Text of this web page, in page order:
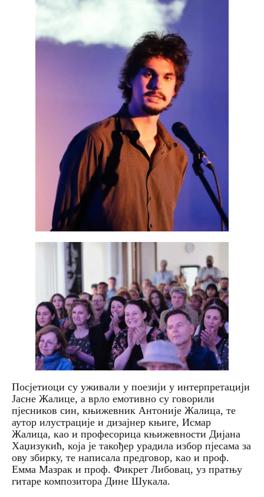
Посјетиоци су уживали у поезији у интерпретацији
Јасне Жалице, а врло емотивно су говорили
пјесников син, књижевник Антоније Жалица, те
аутор илустрације и дизајнер књиге, Исмар
Жалица, као и професорица књижевности Дијана
Хаџизукић, која је такођер урадила избор пјесама за
ову збирку, те написала предговор, као и проф.
Емма Мазрак и проф. Фикрет Либовац, уз пратњу
гитаре композитора Дине Шукала.